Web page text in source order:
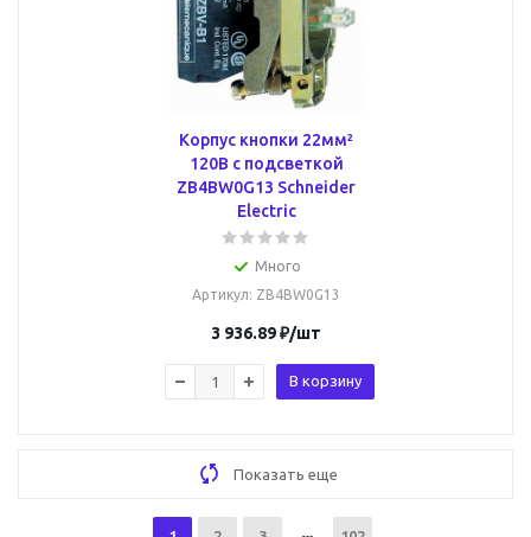
Корпус кнопки 22мм²
120В с подсветкой
ZB4BW0G13 Schneider
Electric
Много
Артикул: ZB4BW0G13
3 936.89₽/шт
В корзину
Показать еще